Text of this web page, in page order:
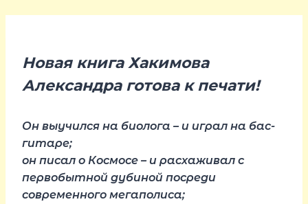
Новая книга Хакимова
Александра готова к печати!
Он выучился на биолога – и играл на бас-
гитаре;
он писал о Космосе – и расхаживал с
первобытной дубиной посреди
современного мегаполиса;